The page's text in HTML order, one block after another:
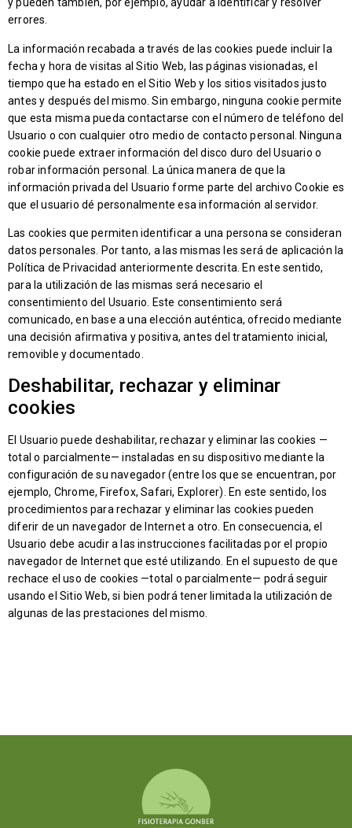
y pueden también, por ejemplo, ayudar a identificar y resolver
errores.
La información recabada a través de las cookies puede incluir la
fecha y hora de visitas al Sitio Web, las páginas visionadas, el
tiempo que ha estado en el Sitio Web y los sitios visitados justo
antes y después del mismo. Sin embargo, ninguna cookie permite
que esta misma pueda contactarse con el número de teléfono del
Usuario o con cualquier otro medio de contacto personal. Ninguna
cookie puede extraer información del disco duro del Usuario o
robar información personal. La única manera de que la
información privada del Usuario forme parte del archivo Cookie es
que el usuario dé personalmente esa información al servidor.
Las cookies que permiten identificar a una persona se consideran
datos personales. Por tanto, a las mismas les será de aplicación la
Política de Privacidad anteriormente descrita. En este sentido,
para la utilización de las mismas será necesario el
consentimiento del Usuario. Este consentimiento será
comunicado, en base a una elección auténtica, ofrecido mediante
una decisión afirmativa y positiva, antes del tratamiento inicial,
removible y documentado.
Deshabilitar, rechazar y eliminar
cookies
El Usuario puede deshabilitar, rechazar y eliminar las cookies —
total o parcialmente— instaladas en su dispositivo mediante la
configuración de su navegador (entre los que se encuentran, por
ejemplo, Chrome, Firefox, Safari, Explorer). En este sentido, los
procedimientos para rechazar y eliminar las cookies pueden
diferir de un navegador de Internet a otro. En consecuencia, el
Usuario debe acudir a las instrucciones facilitadas por el propio
navegador de Internet que esté utilizando. En el supuesto de que
rechace el uso de cookies —total o parcialmente— podrá seguir
usando el Sitio Web, si bien podrá tener limitada la utilización de
algunas de las prestaciones del mismo.